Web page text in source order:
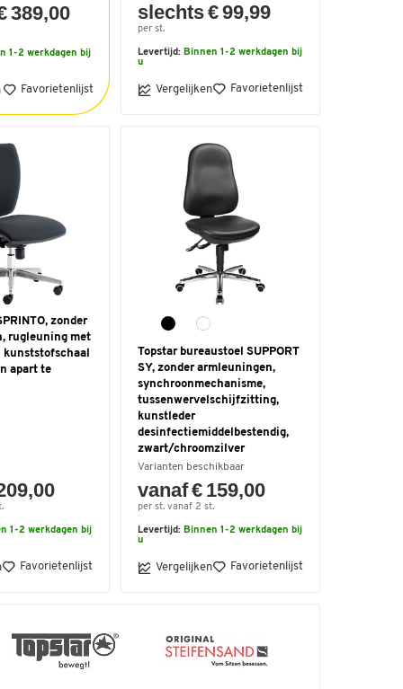
389,00
1-2 werkdagen bij
Favorietenlijst
slechts € 99,99
per st.
Levertijd: Binnen 1-2 werkdagen bij
u
Vergelijken Favorietenlijst
zonder
rugleuning met
kunststofschaal
apart te
1-2 werkdagen bij
Favorietenlijst
Topstar bureaustoel SUPPORT
SY, zonder armleuningen,
synchroonmechanisme,
tussenwervelschijfzitting,
kunstleder
desinfectiemiddelbestendig,
zwart/chroomzilver
Varianten beschikbaar
vanaf € 159,00
per st. vanaf 2 st.
Levertijd: Binnen 1-2 werkdagen bij
u
Vergelijken Favorietenlijst